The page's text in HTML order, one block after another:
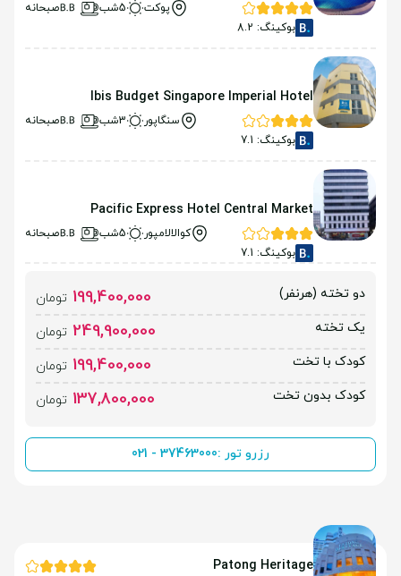
پوکت 5شب
صبحانه
بوکینگ: 8.2
Ibis Budget Singapore Imperial Hotel
سنگاپور 3شب
صبحانه
بوکینگ: 7.1
Pacific Express Hotel Central Market
کوالالامپور 5شب
صبحانه
بوکینگ: 7.1
دو تخته (هرنفر) 199,400,000 تومان
یک تخته
249,900,000 تومان
کودک با تخت
199,400,000 تومان
کودک بدون تخت
137,800,000 تومان
رزرو تور :021 - 37463000
Patong Heritage